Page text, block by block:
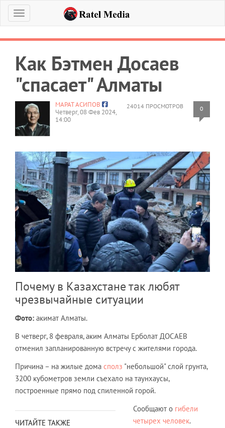
Меню
Как Бэтмен Досаев
"спасает" Алматы
24014 ПРОСМОТРОВ 0
МАРАТ АСИПОВ
Четверг, 08 Фев 2024,
14:00
Почему в Казахстане так любят
чрезвычайные ситуации
Фото: акимат Алматы.
В четверг, 8 февраля, аким Алматы Ерболат ДОСАЕВ
отменил запланированную встречу с жителями города.
Причина – на жилые дома сполз "небольшой" слой грунта,
3200 кубометров земли съехало на таунхаусы,
построенные прямо под спиленной горой.
ЧИТАЙТЕ ТАКЖЕ
Сообщают о гибели
четырех человек.